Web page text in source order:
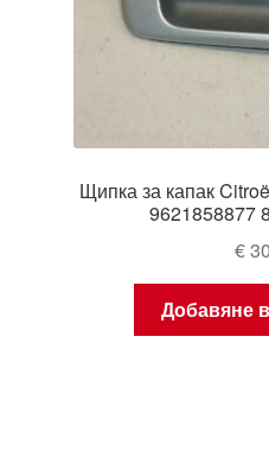
Щипка за капак
9621858877
€
Добавяне